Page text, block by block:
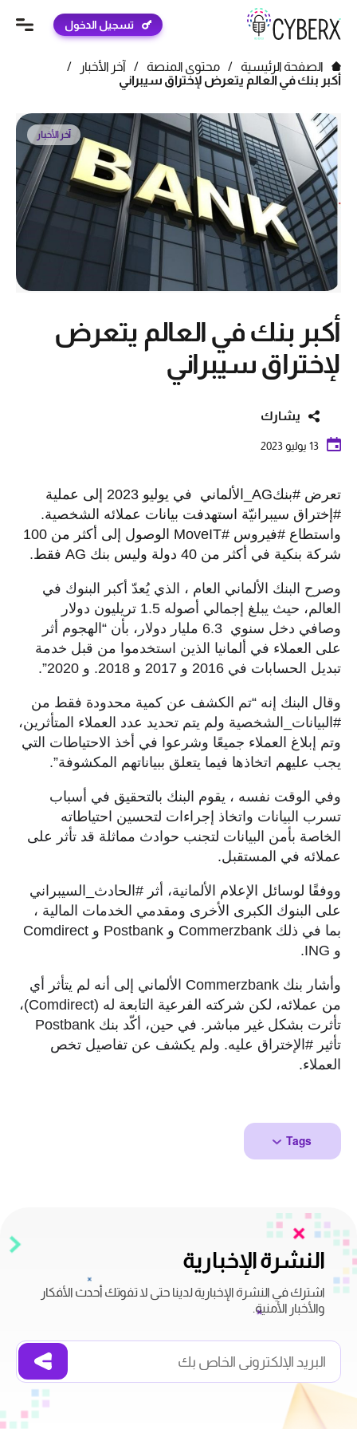
تسجيل الدخول
الصفحة الرئيسية / محتوى المنصة / آخر الأخبار
/
أكبر بنك في العالم يتعرض لإختراق سيبراني
آخر الأخبار
أكبر بنك في العالم يتعرض
لإختراق سيبراني
يشارك
13 يوليو 2023
تعرض #بنكAG_الألماني في يوليو 2023 إلى عملية
#إختراق سيبرانيّة استهدفت بيانات عملائه الشخصية.
واستطاع #فيروس #MoveIT الوصول إلى أكثر من 100
شركة بنكية في أكثر من 40 دولة وليس بنك AG فقط.
وصرح البنك الألماني العام ، الذي يُعدّ أكبر البنوك في
العالم، حيث يبلغ إجمالي أصوله 1.5 تريليون دولار
وصافي دخل سنوي 6.3 مليار دولار، بأن “الهجوم أثر
على العملاء في ألمانيا الذين استخدموا من قبل خدمة
تبديل الحسابات في 2016 و 2017 و 2018. و 2020”.
وقال البنك إنه “تم الكشف عن كمية محدودة فقط من
#البيانات_الشخصية ولم يتم تحديد عدد العملاء المتأثرين،
وتم إبلاغ العملاء جميعًا وشرعوا في أخذ الاحتياطات التي
يجب عليهم اتخاذها فيما يتعلق ببياناتهم المكشوفة”.
وفي الوقت نفسه ، يقوم البنك بالتحقيق في أسباب
تسرب البيانات واتخاذ إجراءات لتحسين احتياطاته
الخاصة بأمن البيانات لتجنب حوادث مماثلة قد تأثر على
عملائه في المستقبل.
ووفقًا لوسائل الإعلام الألمانية، أثر #الحادث_السيبراني ​​
على البنوك الكبرى الأخرى ومقدمي الخدمات المالية ،
بما في ذلك Commerzbank و Postbank و Comdirect
و ING
.
وأشار بنك Commerzbank الألماني إلى أنه لم يتأثر أي
من عملائه، لكن شركته الفرعية التابعة له (Comdirect)،
تأثرت بشكل غير مباشر. في حين، أكّد بنك Postbank
تأثير #الإختراق عليه. ولم يكشف عن تفاصيل تخص
العملاء.
Tags
النشرة الإخبارية
اشترك في النشرة الإخبارية لدينا حتى لا تفوتك أحدث الأفكار
والأخبار الأمنية.